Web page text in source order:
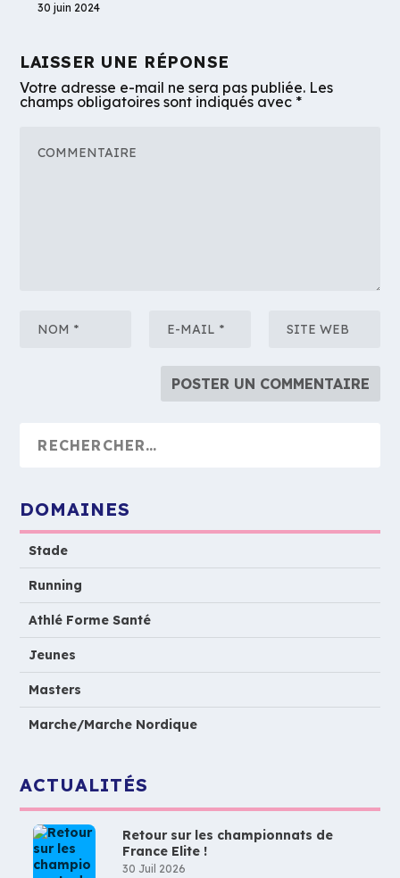
30 juin 2024
LAISSER UNE RÉPONSE
Votre adresse e-mail ne sera pas publiée. Les
champs obligatoires sont indiqués avec *
DOMAINES
Stade
Running
Athlé Forme Santé
Jeunes
Masters
Marche/Marche Nordique
ACTUALITÉS
Retour sur les championnats de
France Elite !
30 Juil 2026